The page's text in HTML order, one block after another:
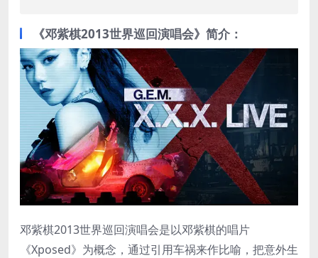
《邓紫棋2013世界巡回演唱会》简介：
‌邓紫棋2013世界巡回演唱会‌是以邓紫棋的唱片
《Xposed》为概念，通过引用车祸来作比喻，把意外生